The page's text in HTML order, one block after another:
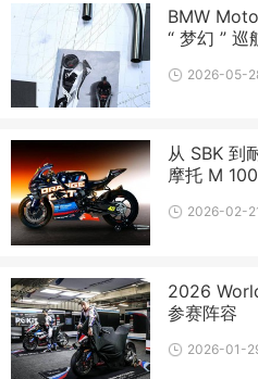
BMW
“ 梦幻 ” 巡
2026-05-
从 SBK 到
摩托 M
2026-02-
2026
参赛阵容
2026-01-